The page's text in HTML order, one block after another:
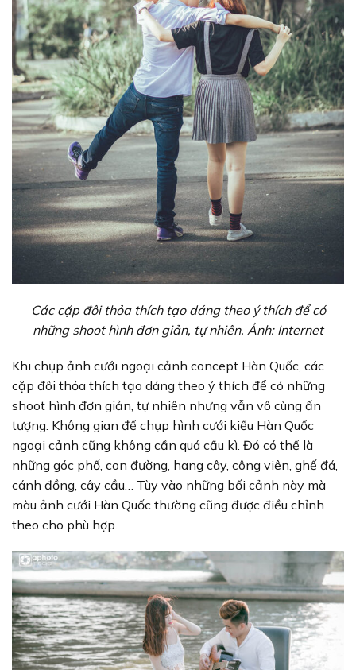
Các cặp đôi thỏa thích tạo dáng theo ý thích để có
những shoot hình đơn giản, tự nhiên. Ảnh: Internet
Khi chụp ảnh cưới ngoại cảnh concept Hàn Quốc, các
cặp đôi thỏa thích tạo dáng theo ý thích để có những
shoot hình đơn giản, tự nhiên nhưng vẫn vô cùng ấn
tượng. Không gian để chụp hình cưới kiểu Hàn Quốc
ngoại cảnh cũng không cần quá cầu kì. Đó có thể là
những góc phố, con đường, hang cây, công viên, ghế đá,
cánh đồng, cây cầu… Tùy vào những bối cảnh này mà
màu ảnh cưới Hàn Quốc thường cũng được điều chỉnh
theo cho phù hợp.